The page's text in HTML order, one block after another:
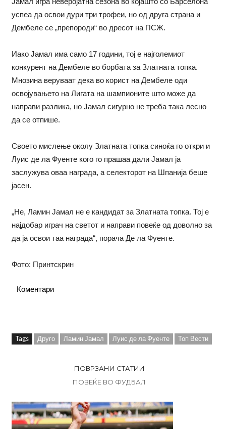
успеа да освои дури три трофеи, но од друга страна и
Дембеле се „препороди“ во дресот на ПСЖ.
Иако Јамал има само 17 години, тој е најголемиот
конкурент на Дембеле во борбата за Златната топка.
Мнозина веруваат дека во корист на Дембеле оди
освојувањето на Лигата на шампионите што може да
направи разлика, но Јамал сигурно не треба така лесно
да се отпише.
Своето мислење околу Златната топка синоќа го откри и
Луис де ла Фуенте кого го прашаа дали Јамал ја
заслужува оваа награда, а селекторот на Шпанија беше
јасен.
„Не, Ламин Јамал не е кандидат за Златната топка. Тој е
најдобар играч на светот и направи повеќе од доволно за
да ја освои таа награда“, порача Де ла Фуенте.
Фото: Принтскрин
Коментари
Tags Друго Ламин Јамал Луис де ла Фуенте Топ Вести
ПОВРЗАНИ СТАТИИ
ПОВЕЌЕ ВО ФУДБАЛ